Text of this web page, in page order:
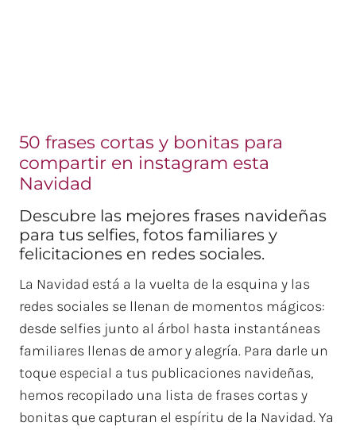
50 frases cortas y bonitas para
compartir en instagram esta
Navidad
Descubre las mejores frases navideñas
para tus selfies, fotos familiares y
felicitaciones en redes sociales.
La Navidad está a la vuelta de la esquina y las
redes sociales se llenan de momentos mágicos:
desde selfies junto al árbol hasta instantáneas
familiares llenas de amor y alegría. Para darle un
toque especial a tus publicaciones navideñas,
hemos recopilado una lista de frases cortas y
bonitas que capturan el espíritu de la Navidad. Ya